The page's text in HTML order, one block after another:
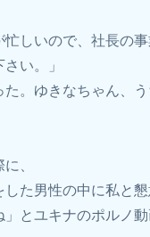
忙しいので、社長の
い。」
た。ゆきなちゃん、
、
した男性の中に私と
」とユキナのポルノ